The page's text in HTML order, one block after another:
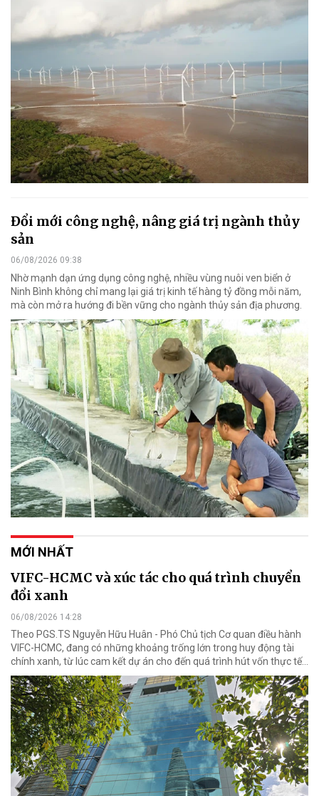
Đổi mới công nghệ, nâng giá trị ngành thủy
sản
06/08/2026 09:38
Nhờ mạnh dạn ứng dụng công nghệ, nhiều vùng nuôi ven biển ở
Ninh Bình không chỉ mang lại giá trị kinh tế hàng tỷ đồng mỗi năm,
mà còn mở ra hướng đi bền vững cho ngành thủy sản địa phương.
MỚI NHẤT
VIFC-HCMC và xúc tác cho quá trình chuyển
đổi xanh
06/08/2026 14:28
Theo PGS.TS Nguyễn Hữu Huân - Phó Chủ tịch Cơ quan điều hành
VIFC-HCMC, đang có những khoảng trống lớn trong huy động tài
chính xanh, từ lúc cam kết dự án cho đến quá trình hút vốn thực tế...